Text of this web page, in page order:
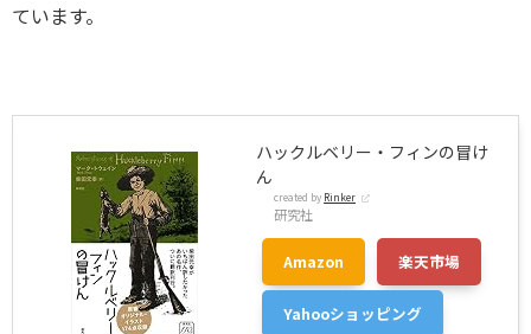
ています。
ハックルベリー・フィンの冒け
ん
created by Rinker
研究社
Amazon 楽天市場
Yahooショッピング